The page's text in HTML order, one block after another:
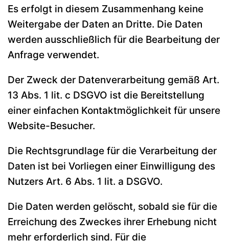
Es erfolgt in diesem Zusammenhang keine
Weitergabe der Daten an Dritte. Die Daten
werden ausschließlich für die Bearbeitung der
Anfrage verwendet.
Der Zweck der Datenverarbeitung gemäß Art.
13 Abs. 1 lit. c DSGVO ist die Bereitstellung
einer einfachen Kontaktmöglichkeit für unsere
Website-Besucher.
Die Rechtsgrundlage für die Verarbeitung der
Daten ist bei Vorliegen einer Einwilligung des
Nutzers Art. 6 Abs. 1 lit. a DSGVO.
Die Daten werden gelöscht, sobald sie für die
Erreichung des Zweckes ihrer Erhebung nicht
mehr erforderlich sind. Für die